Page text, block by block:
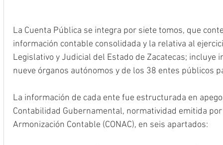
La Cuenta Pública se integra por siete tomos, que
información contable consolidada y la relativa al
Legislativo y Judicial del Estado de Zacatecas;
nueve órganos autónomos y de los 38 entes públicos
La información de cada ente fue estructurada en
Contabilidad Gubernamental, normatividad emitida
Armonización Contable (CONAC), en seis apartados: